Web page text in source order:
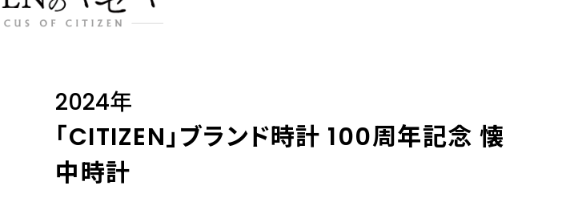
2024年
「CITIZEN」ブランド時計 100周年記念 懐
中時計